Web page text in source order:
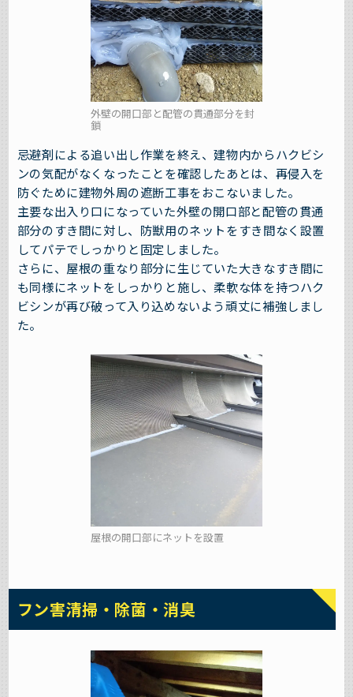
外壁の開口部と配管の貫通部分を封
鎖
忌避剤による追い出し作業を終え、建物内からハクビシ
ンの気配がなくなったことを確認したあとは、再侵入を
防ぐために建物外周の遮断工事をおこないました。
主要な出入り口になっていた外壁の開口部と配管の貫通
部分のすき間に対し、防獣用のネットをすき間なく設置
してパテでしっかりと固定しました。
さらに、屋根の重なり部分に生じていた大きなすき間に
も同様にネットをしっかりと施し、柔軟な体を持つハク
ビシンが再び破って入り込めないよう頑丈に補強しまし
た。
屋根の開口部にネットを設置
フン害清掃・除菌・消臭